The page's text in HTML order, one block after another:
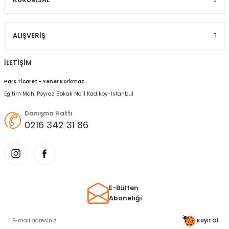
ALIŞVERIŞ
İLETİŞİM
Pars Ticaret - Yener Korkmaz
Eğitim Mah. Poyraz Sokak No:11 Kadıköy-İstanbul
Danışma Hattı
0216 342 31 86
E-Bülten
Aboneliği
Kayıt Ol